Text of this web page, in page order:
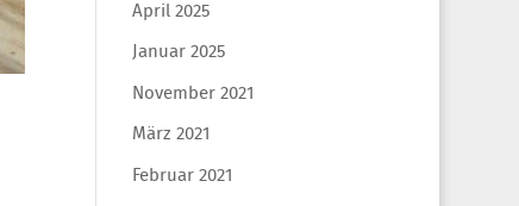
April 2025
Januar 2025
November 2021
März 2021
Februar 2021